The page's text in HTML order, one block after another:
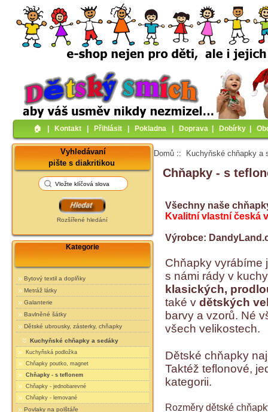
🏠︎ Kontakt Přihlásit Pokladna Doprava Dobírky
Vyhledávaní
pište s diakritikou
Rozšířené hledání
Kategorie
Bytový textil a doplňky
Metráž látky
Galanterie
Bavlněné šátky
Dětské ubrousky, zásterky, chňapky
Kuchyňské chňapky a sedáky
Kuchyňská podložka
Chňapky poutko, magnet
Chňapky - s teflonem
Chňapky - jednobarevné
Chňapky - lemované
Povlaky na polštáře
Domů :: Kuchyňské chňapky a
Chňapky - s
Všechny naše
Kvalitní vlastní česká
Výrobce:
Chňapky vyrábíme
s námi rády v
klasických,
také vdětských
barvy a vzorů. Né
všech velikostech.
Dětské chňapky
Taktéž teflonové,
kategorii.
Rozměry dětské